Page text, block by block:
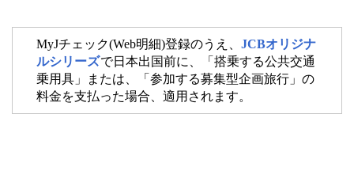
MyJチェック(Web明細)登録のうえ、 JCBオリジナ
ルシリーズで日本出国前に、「搭乗する公共交通
乗用具」または、「参加する募集型企画旅行」の
料金を支払った場合、適用されます。